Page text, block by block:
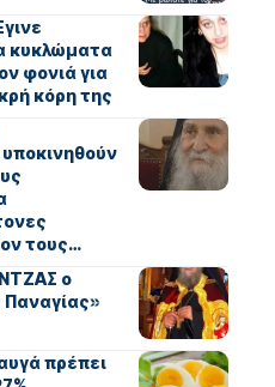
κυκλώματα
φονιά για
κόρη της
τους…
ο
Παναγίας»
πρέπει